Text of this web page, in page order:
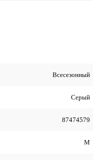
Всесезонный
Серый
87474579
М